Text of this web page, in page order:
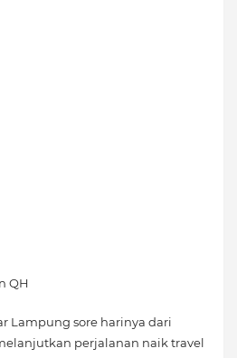
QH
Lampung sore harinya dari
perjalanan naik travel